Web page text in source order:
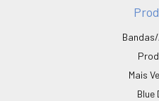
Mais
Blue